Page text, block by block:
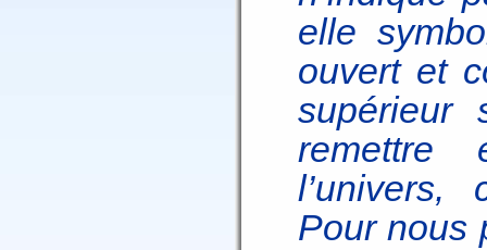
elle
ouvert et
supérieur
remettre
l’univers,
Pour nous